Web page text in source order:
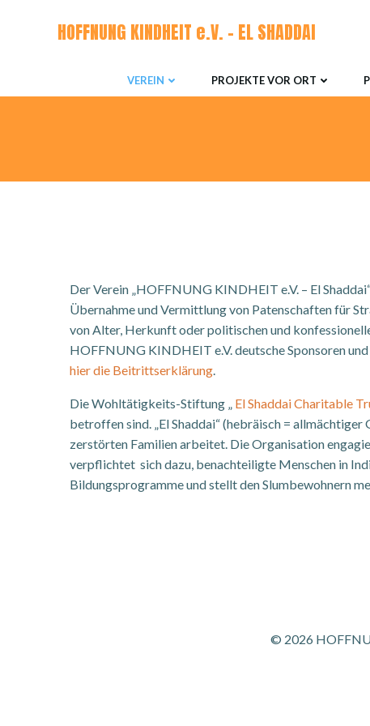
HOFFNUNG KINDHEIT e.V. - EL SHADDAI
VEREIN PROJEKTE VOR ORT
Der Verein „HOFFNUNG KINDHEIT e.V. – El
Übernahme und Vermittlung von Patenschaften für
von Alter, Herkunft oder politischen und
HOFFNUNG KINDHEIT e.V. deutsche Sponsoren
hier die Beitrittserklärung.
Die Wohltätigkeits-Stiftung „ El Shaddai Charitable
betroffen sind. „El Shaddai“ (hebräisch =
zerstörten Familien arbeitet. Die Organisation
verpflichtet sich dazu, benachteiligte Menschen in
Bildungsprogramme und stellt den Slumbewohnern
© 2026